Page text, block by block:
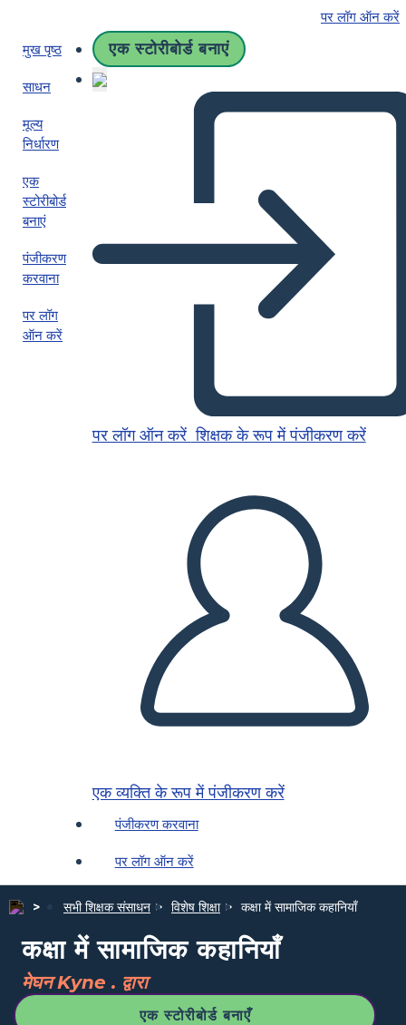
पर लॉग ऑन करें
मुख पृष्ठ
साधन
मूल्य
निर्धारण
एक
स्टोरीबोर्ड
बनाएं
पंजीकरण
करवाना
पर लॉग
ऑन करें
एक स्टोरीबोर्ड बनाएं
पर लॉग ऑन करें शिक्षक के रूप में पंजीकरण करें
एक व्यक्ति के रूप में पंजीकरण करें
पंजीकरण करवाना
पर लॉग ऑन करें
सभी शिक्षक संसाधन विशेष शिक्षा कक्षा में सामाजिक कहानियाँ
कक्षा में सामाजिक कहानियाँ
मेघन Kyne . द्वारा
एक स्टोरीबोर्ड बनाएँ